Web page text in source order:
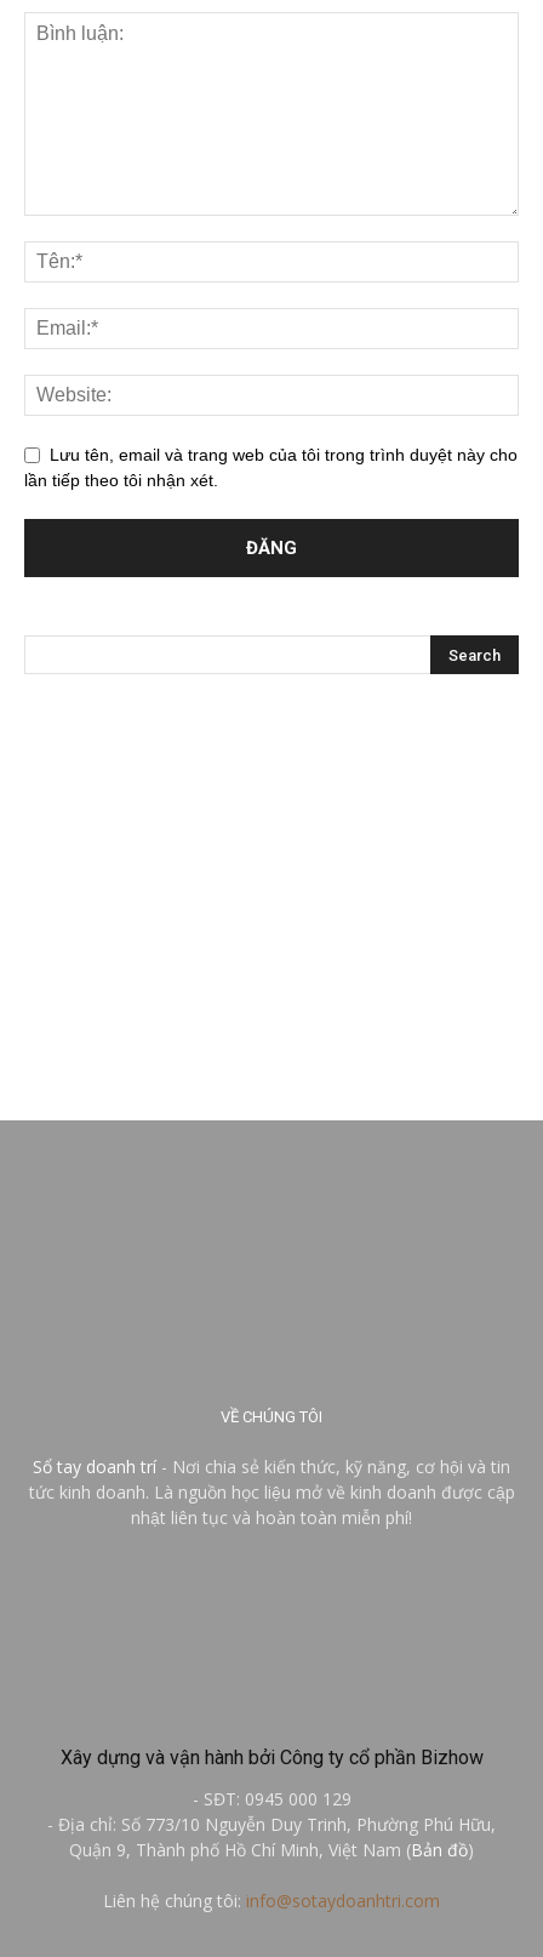
Lưu tên, email và trang web của tôi trong trình duyệt này cho
lần tiếp theo tôi nhận xét.
VỀ CHÚNG TÔI
Sổ tay doanh trí - Nơi chia sẻ kiến thức, kỹ năng, cơ hội và tin
tức kinh doanh. Là nguồn học liệu mở về kinh doanh được cập
nhật liên tục và hoàn toàn miễn phí!
Xây dựng và vận hành bởi Công ty cổ phần Bizhow
- SĐT: 0945 000 129
- Địa chỉ: Số 773/10 Nguyễn Duy Trinh, Phường Phú Hữu,
Quận 9, Thành phố Hồ Chí Minh, Việt Nam (Bản đồ)
Liên hệ chúng tôi: info@sotaydoanhtri.com